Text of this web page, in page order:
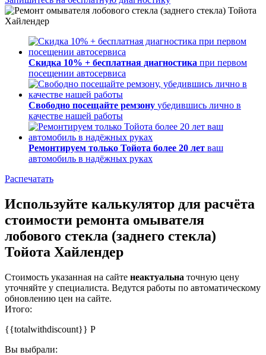
Скидка 10% + бесплатная диагностика при первом
посещении автосервиса
Свободно посещайте ремзону убедившись лично в
качестве нашей работы
Ремонтируем только Тойота более 20 лет ваш
автомобиль в надёжных руках
Распечатать
Используйте калькулятор для расчёта
стоимости ремонта омывателя
лобового стекла (заднего стекла)
Тойота Хайлендер
Стоимость указанная на сайте неактуальна точную цену
уточняйте у специалиста. Ведутся работы по автоматическому
обновлению цен на сайте.
Итого:
{{totalwithdiscount}} Р
Вы выбрали: